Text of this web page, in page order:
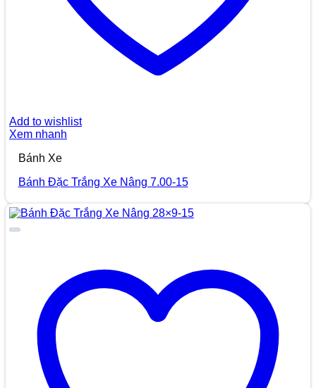
Add to wishlist
Xem nhanh
Bánh Xe
Bánh Đặc Trắng Xe Nâng 7.00-15